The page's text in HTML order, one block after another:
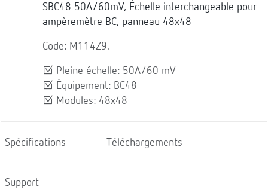
SBC48 50A/60mV, Échelle interchangeable pour
ampèremètre BC, panneau 48x48
Code: M114Z9.
Pleine échelle: 50A/60 mV
Équipement: BC48
Modules: 48x48
Spécifications Téléchargements
Support